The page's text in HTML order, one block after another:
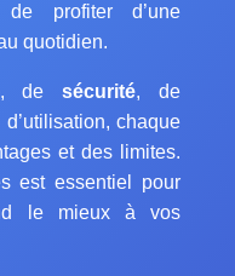
profiter d’une
quotidien.
, desécurité, de
chaque
et des limites.
est essentiel pour
le mieux à vos